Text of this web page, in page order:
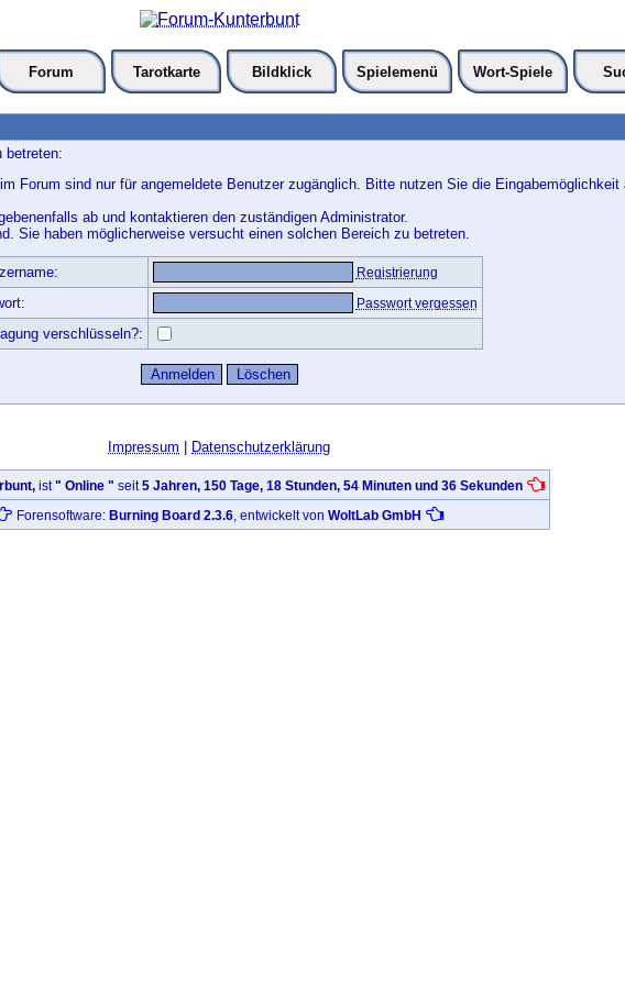
Forum Tarotkarte Bildklick Spielemenü Wort-Spiele
betreten:
Forum sind nur für angemeldete Benutzer zugänglich. Bitte nutzen Sie die
ab und kontaktieren den zuständigen Administrator.
Sie haben möglicherweise versucht einen solchen Bereich zu betreten.
Registrierung
Passwort vergessen
verschlüsseln?:
Impressum Datenschutzerklärung
ist" Online " seit5 Jahren, 150 Tage, 18 Stunden, 54 Minuten und 36 Sekunden
Forensoftware: Burning Board 2.3.6, entwickelt von WoltLab GmbH